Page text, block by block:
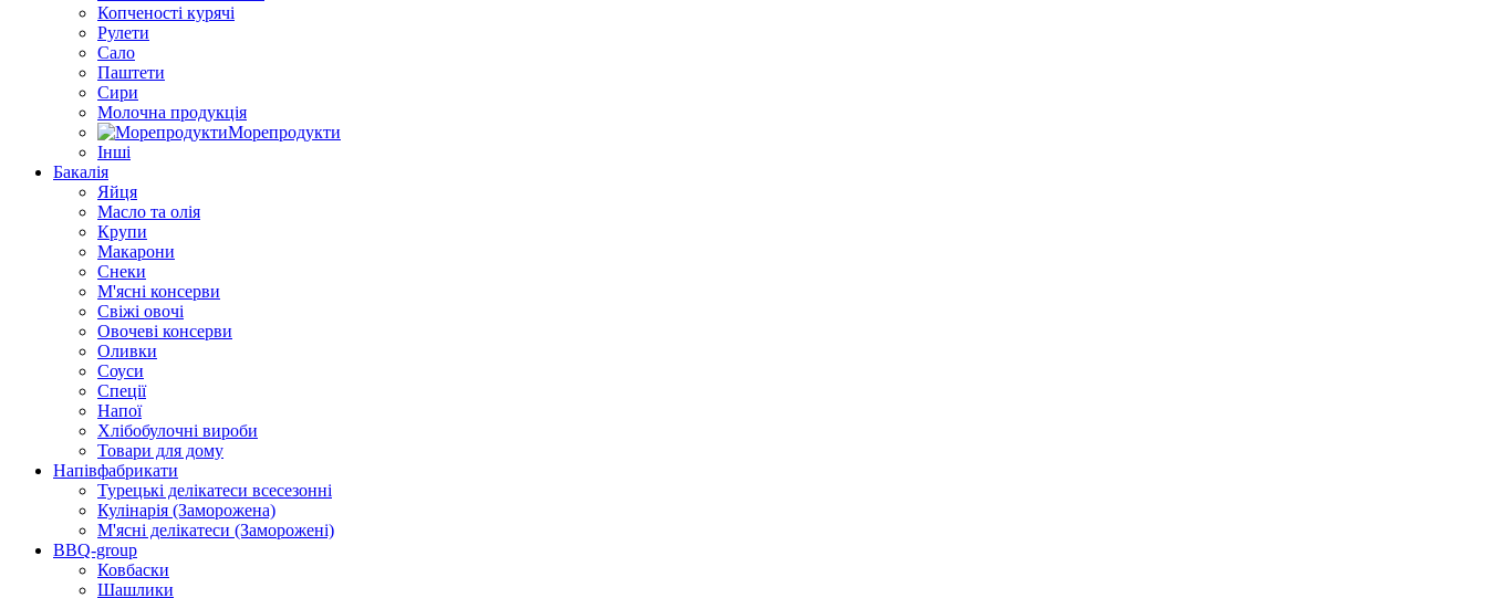
Копченості курячі
Рулети
Сало
Паштети
Сири
Молочна продукція
Морепродукти
Інші
Бакалія
Яйця
Масло та олія
Крупи
Макарони
Снеки
М'ясні консерви
Свіжі овочі
Овочеві консерви
Оливки
Соуси
Спеції
Напої
Хлібобулочні вироби
Товари для дому
Напівфабрикати
Турецькі делікатеси всесезонні
Кулінарія (Заморожена)
М'ясні делікатеси (Заморожені)
BBQ-group
Ковбаски
Шашлики